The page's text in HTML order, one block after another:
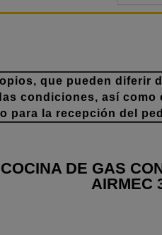
que pueden diferir
condiciones, así como
para la recepción del
COCINA DE GAS
AIRMEC